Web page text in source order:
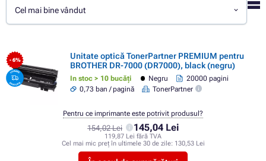
Cel mai bine vândut
- 6%
Unitate optică TonerPartner PREMIUM pentru
BROTHER DR-7000 (DR7000), black (negru)
In stoc > 10 bucăți Negru
20000 pagini
0,73 ban / pagină
TonerPartner
154,02 Lei 145,04 Lei
119,87 Lei fără TVA
Cel mai mic preț în ultimele 30 de zile: 130,53 Lei
Pentru ce imprimante este potrivit produsul?